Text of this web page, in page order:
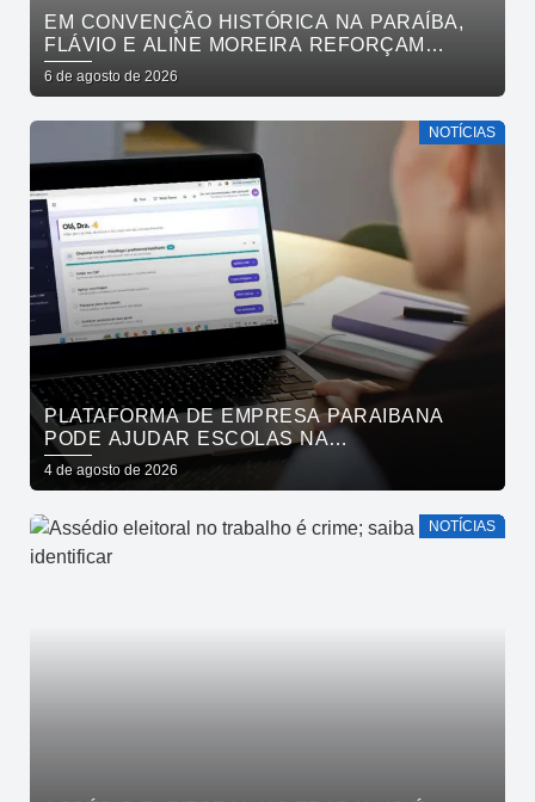
EM CONVENÇÃO HISTÓRICA NA PARAÍBA,
FLÁVIO E ALINE MOREIRA REFORÇAM
APOIO À CONTINUIDADE DO ATUAL
PROJETO POLÍTICO NO ESTADO
6 de agosto de 2026
NOTÍCIAS
PLATAFORMA DE EMPRESA PARAIBANA
PODE AJUDAR ESCOLAS NA
IDENTIFICAÇÃO PRECOCE DE SINAIS DE
NEURODIVERGÊNCIA
4 de agosto de 2026
NOTÍCIAS